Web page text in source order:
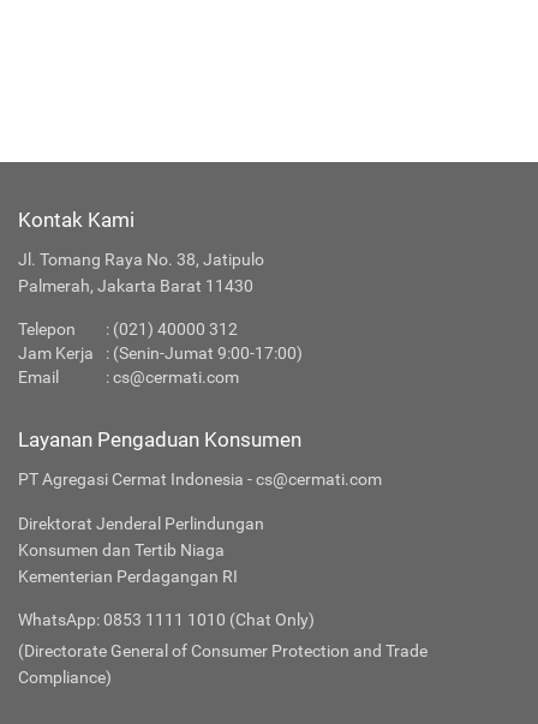
Kontak Kami
Jl. Tomang Raya No. 38, Jatipulo
Palmerah, Jakarta Barat 11430
Telepon : (021) 40000 312
Jam Kerja
: (Senin-Jumat 9:00-17:00)
Email
:cs@cermati.com
Layanan Pengaduan Konsumen
PT Agregasi Cermat Indonesia - cs@cermati.com
Direktorat Jenderal Perlindungan
Konsumen dan Tertib Niaga
Kementerian Perdagangan RI
WhatsApp: 0853 1111 1010 (Chat Only)
(Directorate General of Consumer Protection and Trade
Compliance)